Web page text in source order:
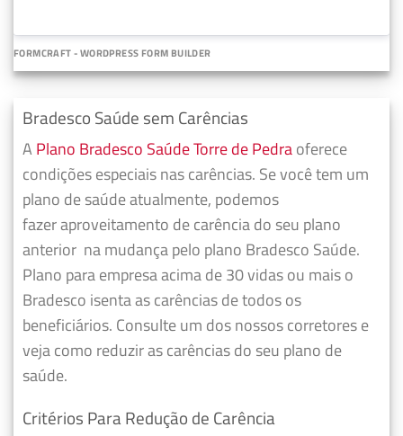
FORMCRAFT - WORDPRESS FORM BUILDER
Bradesco Saúde sem Carências
A Plano Bradesco Saúde Torre de Pedraoferece
condições especiais nas carências. Se você tem um
plano de saúde atualmente, podemos
fazeraproveitamento de carência do seu plano
anterior na mudança pelo plano Bradesco Saúde.
Plano para empresa acima de 30 vidas ou mais o
Bradesco isenta as carências de todos os
beneficiários. Consulte um dos nossos corretores e
veja como reduzir as carências do seu plano de
saúde.
Critérios Para Redução de Carência